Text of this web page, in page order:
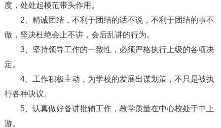
度，处处起模范带头作用。
2、精诚团结，不利于团结的话不说，不利于团结的事不
做，坚决杜绝会上不讲，会后乱讲的行为。
3、坚持领导工作的一致性，必须严格执行上级的各项决
定。
4、工作积极主动，为学校的发展出谋划策，不只是被执
行各种决议。
5、认真做好备讲批辅工作，教学质量在中心校处于中上
游。